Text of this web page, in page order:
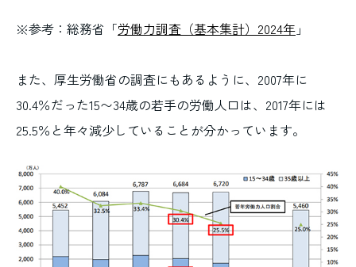
※参考：総務省「労働力調査（基本集計）2024年 」
また、厚生労働省の調査にもあるように、2007年に
30.4％だった15〜34歳の若手の労働人口は、2017年には
25.5％と年々減少していることが分かっています。